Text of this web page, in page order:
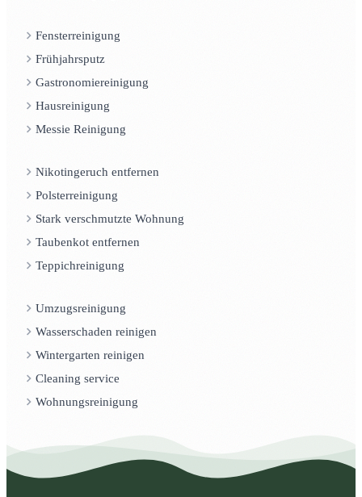
Fensterreinigung
Frühjahrsputz
Gastronomiereinigung
Hausreinigung
Messie Reinigung
Nikotingeruch entfernen
Polsterreinigung
Stark verschmutzte Wohnung
Taubenkot entfernen
Teppichreinigung
Umzugsreinigung
Wasserschaden reinigen
Wintergarten reinigen
Cleaning service
Wohnungsreinigung